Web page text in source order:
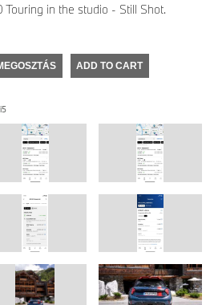
in the studio - Still Shot.
ADD TO CART
i5